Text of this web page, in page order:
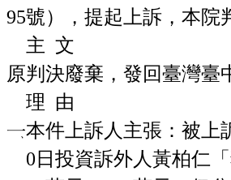
95號），提起上訴，本院
主 文
原判決廢棄，發回臺灣臺
理 由
本件上訴人主張：被上
0日投資訴外人黃柏仁